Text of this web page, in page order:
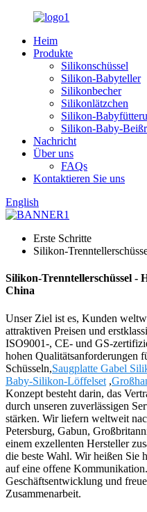
Heim
Produkte
Silikonschüssel
Silikon-Babyteller
Silikonbecher
Silikonlätzchen
Silikon-
Silikon-Baby-
Nachricht
Über uns
FAQs
Kontaktieren Sie uns
English
Erste Schritte
Silikon-
Silikon-Trenntellerschüssel -
China
Unser Ziel ist es, Kunden
attraktiven Preisen und
ISO9001-, CE- und GS-
hohen Qualitätsanforderungen
Schüsseln,Saugplatte Gabel
Baby-Silikon-Löffelset ,
Konzept besteht darin, das
durch unseren zuverlässigen
stärken. Wir liefern weltweit
Petersburg, Gabun,
einem exzellenten Hersteller
die beste Wahl. Wir heißen Sie
auf eine offene
Geschäftsentwicklung und
Zusammenarbeit.